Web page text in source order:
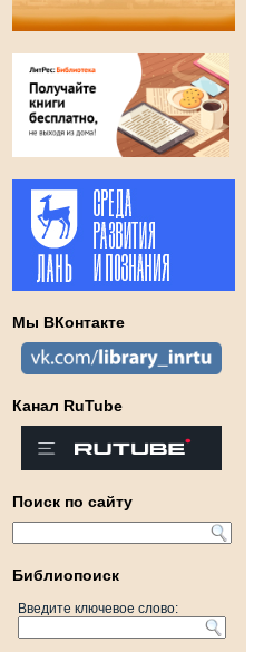
Мы ВКонтакте
Канал RuTube
Поиск по сайту
Библиопоиск
Введите ключевое слово: